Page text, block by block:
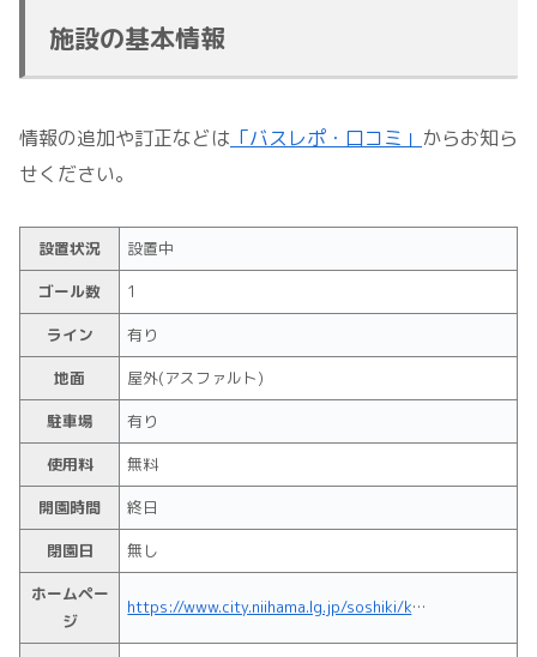
施設の基本情報
情報の追加や訂正などは 「バスレポ・口コミ」 からお知ら
せください。
設置状況
設置中
ゴール数
1
ライン
有り
地面
屋外(アスファルト)
駐車場
有り
使用料
無料
開園時間
終日
閉園日
無し
ホームペー
ジ
https://www.city.niihama.lg.jp/soshiki/kouwan/4537.html